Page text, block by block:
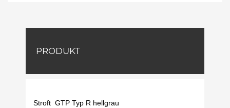
PRODUKT
Stroft GTP Typ R hellgrau